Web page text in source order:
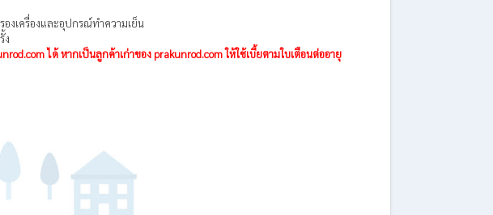
งเครื่องและอุปกรณ์ทําความเย็น
ง
ได้ หากเป็นลูกค้าเก่าของ prakunrod.com ให้ใช้เบี้ยตามใบเตือนต่ออายุ